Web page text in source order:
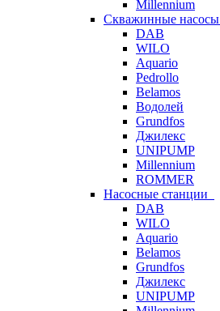
Millennium
Скважинные насосы
DAB
WILO
Aquario
Pedrollo
Belamos
Водолей
Grundfos
Джилекс
UNIPUMP
Millennium
ROMMER
Насосные станции
DAB
WILO
Aquario
Belamos
Grundfos
Джилекс
UNIPUMP